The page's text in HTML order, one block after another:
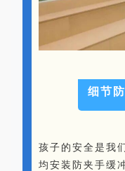
细节
孩子的安全是我
均安装防夹手缓